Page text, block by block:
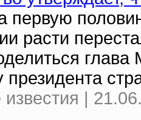
первую
расти
|